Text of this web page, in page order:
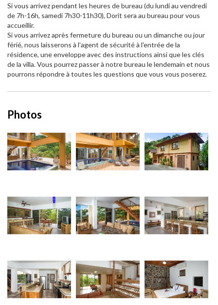
Si vous arrivez pendant les heures de bureau (du lundi au vendredi
de 7h-16h, samedi 7h30-11h30), Dorit sera au bureau pour vous
accueillir.
Si vous arrivez après fermeture du bureau ou un dimanche ou jour
férié, nous laisserons à l'agent de sécurité à l'entrée de la
résidence, une enveloppe avec des instructions ainsi que les clés
de la villa. Vous pourrez passer à notre bureau le lendemain et nous
pourrons répondre à toutes les questions que vous vous poserez.
Photos